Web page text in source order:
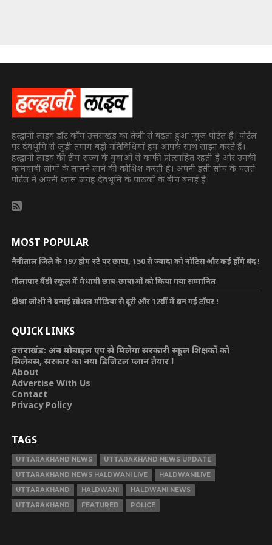
हल्द्वानी लाइव डॉट कॉम उत्तराखंड का तेजी से बढ़ता हुआ न्यूज पोर्टल है। पोर्टल
पर देवभूमि से जुड़ी तमाम बड़ी गतिविधियां हम आपके साथ साझा करते हैं।
हल्द्वानी लाइव की टीम राज्य के युवाओं से काफी प्रोत्साहित रहती है और उनकी
कामयाबी लोगों के सामने लाने की कोशिश करती है। अपनी इसी सोच के चलते
पोर्टल ने अपनी खास जगह देवभूमि के पाठकों के बीच बनाई है।
MOST POPULAR
नैनीताल जिले के 197 होम स्टे पर छापा, 150 से ज्यादा को नोटिस और कई होंगे बंद !
गौलापार वैंडी स्कूल में मेधावी छात्र-छात्राओं को किया गया सम्मानित
दीश्रा जोशी ने बनाई सोशल मीडिया से दूरी और 12वीं में बन गई टॉपर !
QUICK LINKS
उत्तराखंड: अब मोबाइल एप से मिलेगा सरकारी स्कूल शिक्षकों को
सिलेबस, सरकार का नया डिजिटल प्लान तैयार !
About
Advertise With Us
Contact
Privacy Policy
TAGS
UTTARAKHAND NEWS
UTTARAKHAND NEWS UPDATE
UTTARAKHAND NEWS HALDWANI LIVE
HALDWANILIVE
UTTARAKHAND
HALDWANI
HALDWANI NEWS
UTTARAKHAND
FEATURED POLICE